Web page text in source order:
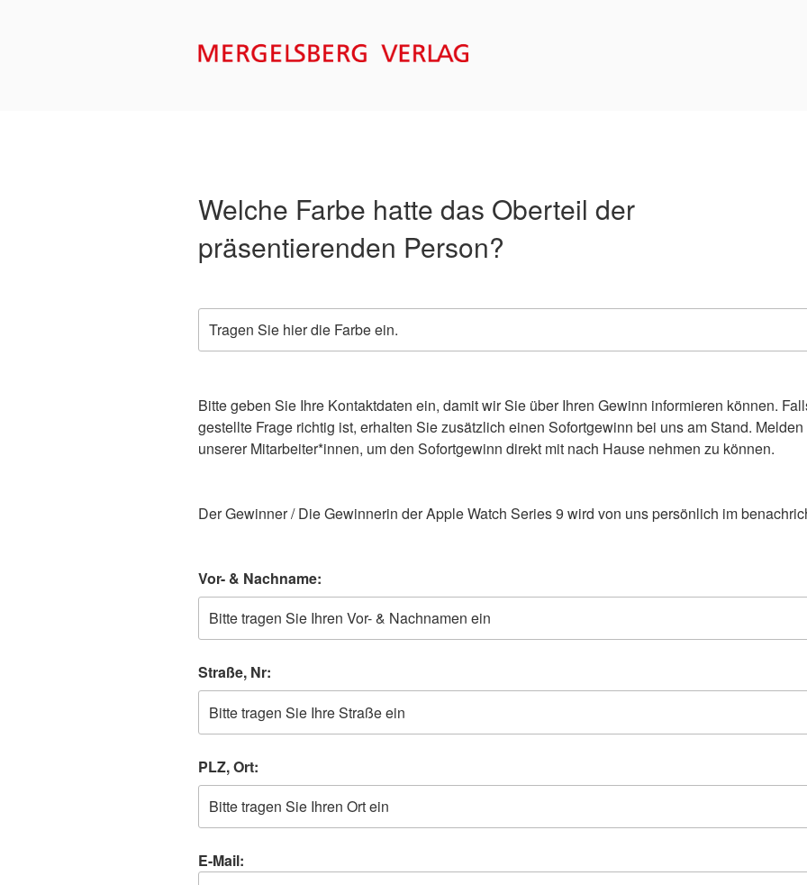
Welche Farbe hatte das Oberteil der
präsentierenden Person?
Bitte geben Sie Ihre Kontaktdaten ein, damit wir Sie über Ihren Gewinn informieren können.
gestellte Frage richtig ist, erhalten Sie zusätzlich einen Sofortgewinn bei uns am Stand.
unserer Mitarbeiter*innen, um den Sofortgewinn direkt mit nach Hause nehmen zu können.
Der Gewinner / Die Gewinnerin der Apple Watch Series 9 wird von uns persönlich im
Vor- & Nachname:
Straße, Nr:
PLZ, Ort:
E-Mail: